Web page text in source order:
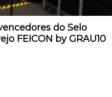
do Selo
FEICON by GRAU10